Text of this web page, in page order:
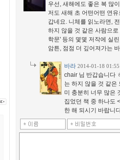
우선, 새해에도 좋은 복 많
저도 새해 초 어떤어떤 연
갑네요. 니체를 읽노라면,
하지 않을 것 같은 사람으
학문' 등의 몇몇 저작에 실
암튼, 점점 더 깊어져가는
바라 2014-01-18 01:55
chair 님 반갑습니다
는 하지 않을 것 같은
미 충분히 너무 많은
집었던 책 중 하나도
한 해 되시기 바랍니